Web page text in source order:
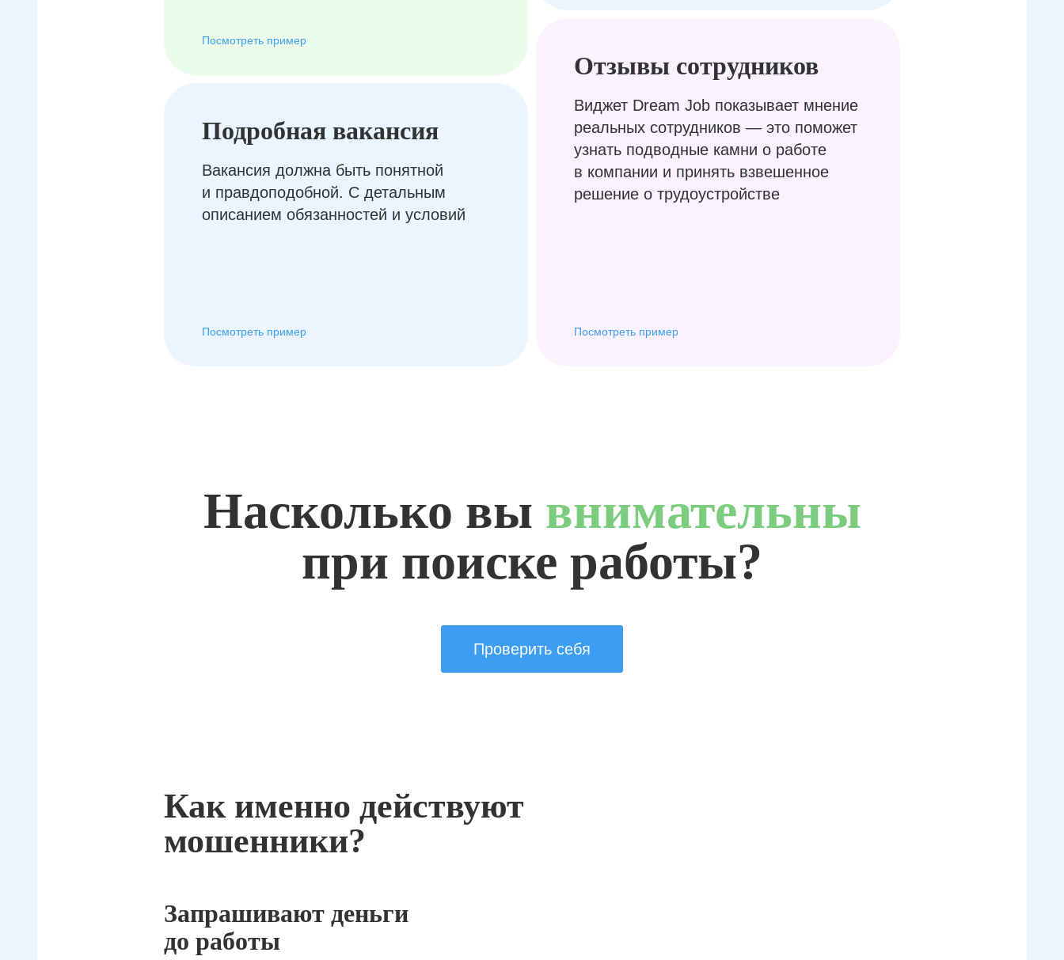
Посмотреть пример
Подробная вакансия
Вакансия должна быть понятной
и правдоподобной. С детальным
описанием обязанностей и условий
Посмотреть пример
Отзывы сотрудников
Виджет Dream Job показывает мнение
реальных сотрудников — это поможет
узнать подводные камни о работе
в компании и принять взвешенное
решение о трудоустройстве
Посмотреть пример
Насколько вы внимательны
при поиске работы?
Проверить себя
Как именно действуют
мошенники?
Запрашивают деньги
до работы